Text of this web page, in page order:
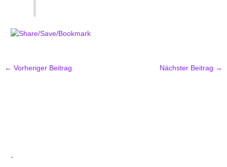
.
← Vorheriger Beitrag Nächster Beitrag →